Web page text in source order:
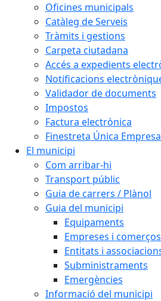
Oficines municipals
Catàleg de Serveis
Tràmits i gestions
Carpeta ciutadana
Accés a expedients
Notificacions
Validador de documents
Impostos
Factura electrònica
Finestreta Única
El municipi
Com arribar-hi
Transport públic
Guia de carrers / Plànol
Guia del municipi
Equipaments
Empreses i comerços
Entitats i
Subministraments
Emergències
Informació del municipi